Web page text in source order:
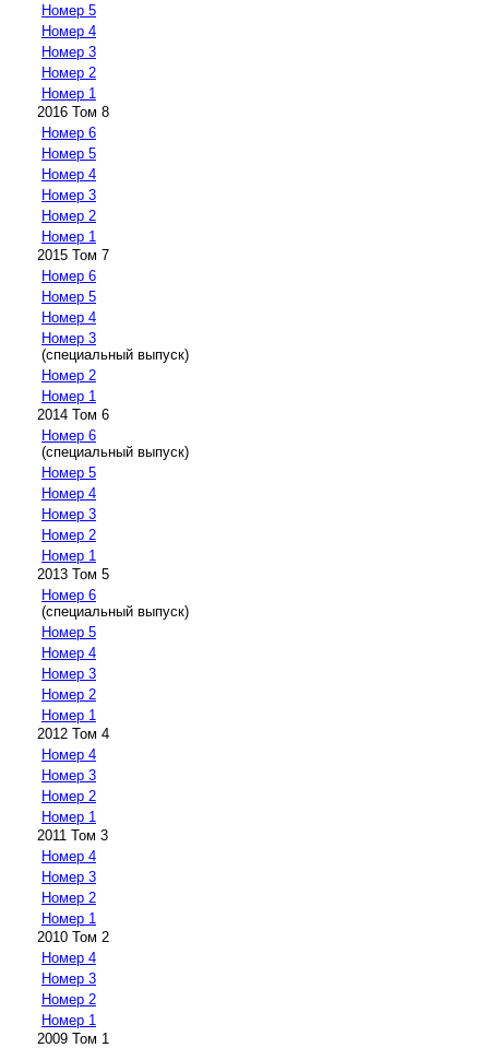
Номер 5
Номер 4
Номер 3
Номер 2
Номер 1
2016 Том 8
Номер 6
Номер 5
Номер 4
Номер 3
Номер 2
Номер 1
2015 Том 7
Номер 6
Номер 5
Номер 4
Номер 3
(специальный выпуск)
Номер 2
Номер 1
2014 Том 6
Номер 6
(специальный выпуск)
Номер 5
Номер 4
Номер 3
Номер 2
Номер 1
2013 Том 5
Номер 6
(специальный выпуск)
Номер 5
Номер 4
Номер 3
Номер 2
Номер 1
2012 Том 4
Номер 4
Номер 3
Номер 2
Номер 1
2011 Том 3
Номер 4
Номер 3
Номер 2
Номер 1
2010 Том 2
Номер 4
Номер 3
Номер 2
Номер 1
2009 Том 1